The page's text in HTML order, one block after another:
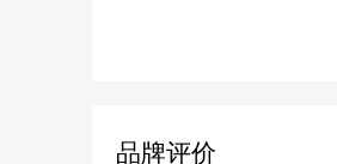
品牌评价